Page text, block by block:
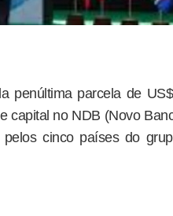
penúltima parcela de
capital no NDB (Novo
pelos cinco países do